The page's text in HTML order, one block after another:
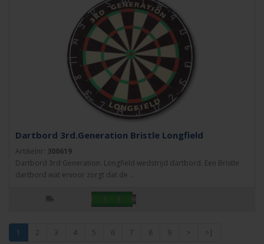
Dartbord 3rd.Generation Bristle Longfield
Artikelnr: 300619
Dartbord 3rd Generation. Longfield wedstrijd dartbord. Een Bristle
dartbord wat ervoor zorgt dat de ..
1 2 3 4 5 6 7 8 9 >
>|